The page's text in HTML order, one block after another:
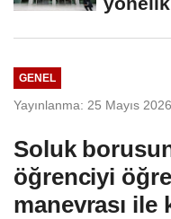
GENEL
Yayınlanma: 25 Mayıs
Soluk
öğrenciyi
manevrası ile